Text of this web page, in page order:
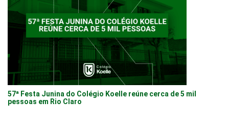
57ª Festa Junina do Colégio Koelle reúne cerca de 5 mil
pessoas em Rio Claro